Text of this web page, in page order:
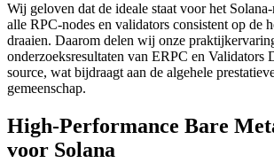
Wij geloven dat de ideale staat voor het
alle RPC-nodes en validators consistent op de
draaien. Daarom delen wij onze
onderzoeksresultaten van ERPC en Validators
source, wat bijdraagt aan de algehele
gemeenschap.
High-Performance Bare
voor Solana